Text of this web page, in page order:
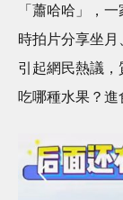
「蕭哈哈」，
時拍片分享坐
引起網民熱議
吃哪種水果？進